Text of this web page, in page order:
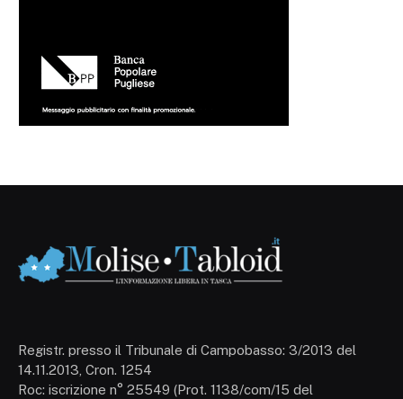
Registr. presso il Tribunale di Campobasso: 3/2013 del
14.11.2013, Cron. 1254
Roc: iscrizione n° 25549 (Prot. 1138/com/15 del